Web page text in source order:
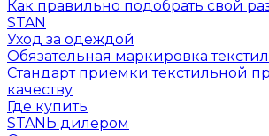
Как правильно подобрать свой
STAN
Уход за одеждой
Обязательная маркировка
Стандарт приемки текстильной
качеству
Где купить
STANЬ дилером